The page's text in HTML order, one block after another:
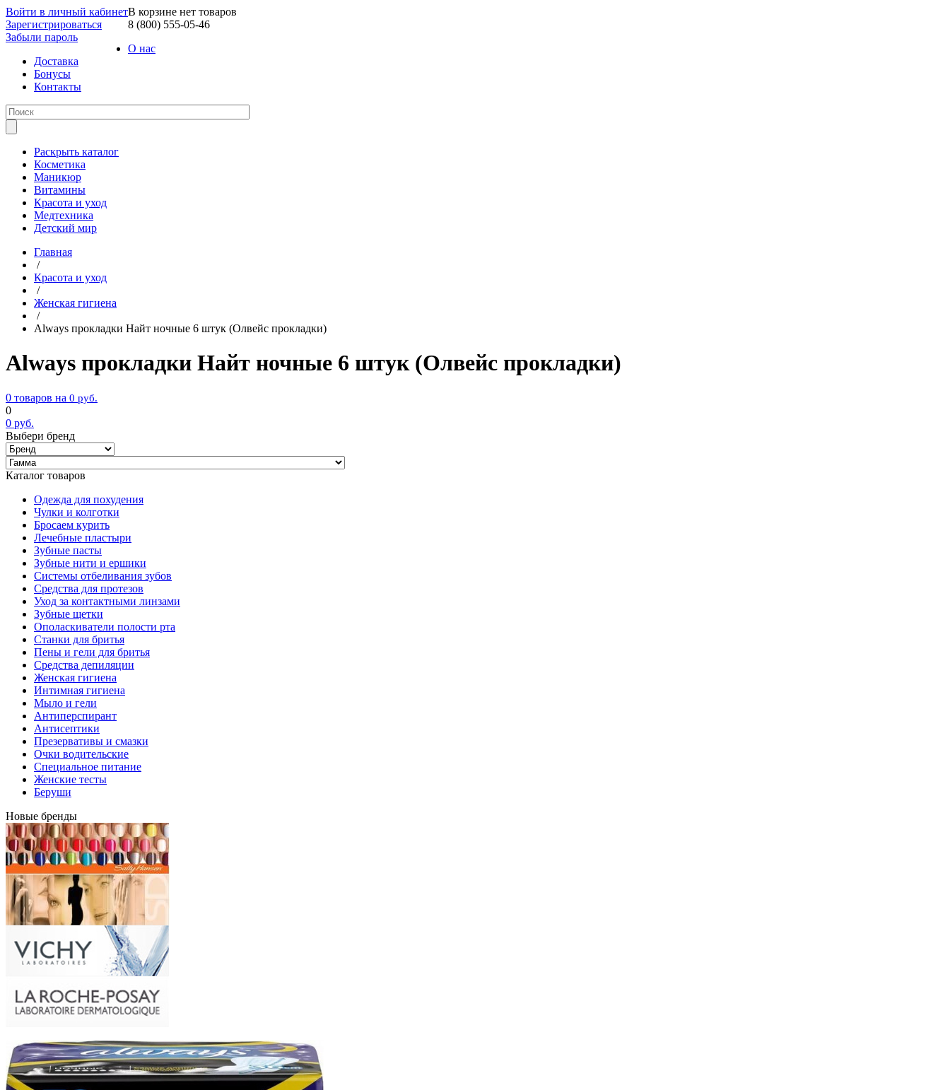
Войти в личный кабинет
Зарегистрироваться
Забыли пароль
В корзине нет товаров
8 (800) 555-05-46
О нас
Доставка
Бонусы
Контакты
Раскрыть каталог
Косметика
Маникюр
Витамины
Красота и уход
Медтехника
Детский мир
Главная
/
Красота и уход
/
Женская гигиена
/
Always прокладки Найт ночные 6 штук (Олвейс прокладки)
Always прокладки Найт ночные 6 штук (Олвейс прокладки)
0 товаров на 0 руб.
0
0 руб.
Выбери бренд
Каталог товаров
Одежда для похудения
Чулки и колготки
Бросаем курить
Лечебные пластыри
Зубные пасты
Зубные нити и ершики
Системы отбеливания зубов
Средства для протезов
Уход за контактными линзами
Зубные щетки
Ополаскиватели полости рта
Станки для бритья
Пены и гели для бритья
Средства депиляции
Женская гигиена
Интимная гигиена
Мыло и гели
Антиперспирант
Антисептики
Презервативы и смазки
Очки водительские
Специальное питание
Женские тесты
Беруши
Новые бренды